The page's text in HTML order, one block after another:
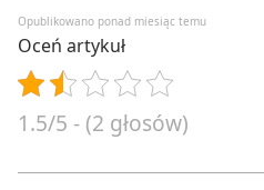
Opublikowano ponad miesiąc temu
Oceń artykuł
1.5/5 - (2 głosów)